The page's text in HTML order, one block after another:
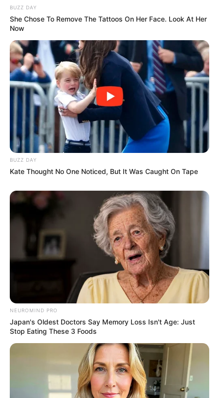
BUZZ DAY
She Chose To Remove The Tattoos On Her Face. Look At Her
Now
BUZZ DAY
Kate Thought No One Noticed, But It Was Caught On Tape
NEUROMIND PRO
Japan's Oldest Doctors Say Memory Loss Isn't Age: Just
Stop Eating These 3 Foods